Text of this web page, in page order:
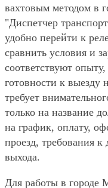
вахтовым методом в
"Диспетчер
удобно перейти к
сравнить условия и
соответствуют
готовности к выезду
требует
только на название
на график, оплату,
проезд, требования
выхода.
Для работы в городе